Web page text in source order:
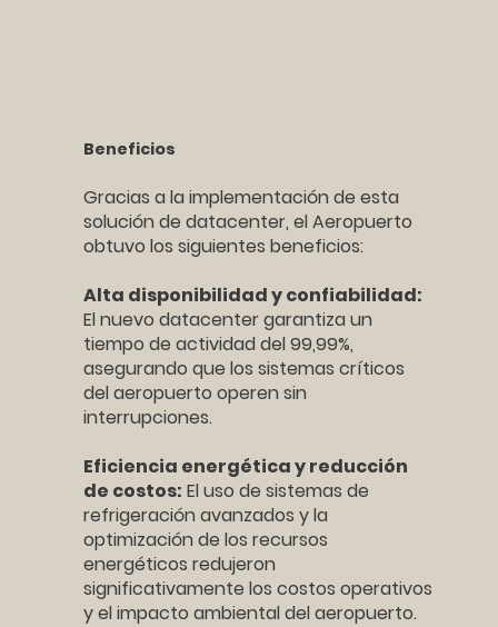
Beneficios
Gracias a la implementación de esta
solución de datacenter, el Aeropuerto
obtuvo los siguientes beneficios:
Alta disponibilidad y confiabilidad:
El nuevo datacenter garantiza un
tiempo de actividad del 99,99%,
asegurando que los sistemas críticos
del aeropuerto operen sin
interrupciones.
Eficiencia energética y reducción
de costos: El uso de sistemas de
refrigeración avanzados y la
optimización de los recursos
energéticos redujeron
significativamente los costos operativos
y el impacto ambiental del aeropuerto.